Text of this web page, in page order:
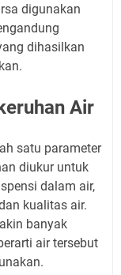
digunakan
dihasilkan
Air
satu parameter
diukur untuk
dalam air,
kualitas air.
banyak
air tersebut